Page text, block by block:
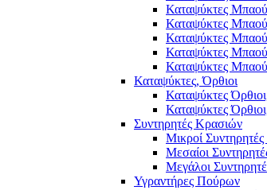
Καταψύκτες
Καταψύκτες
Καταψύκτες
Καταψύκτες
Καταψύκτες
Καταψύκτες, Όρθιοι
Καταψύκτες
Καταψύκτες
Συντηρητές Κρασιών
Μικροί
Μεσαίοι
Μεγάλοι
Υγραντήρες Πούρων